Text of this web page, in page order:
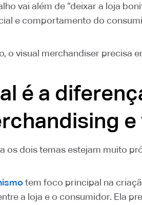
vai além de “deixar a loja
e comportamento do
o visual merchandiser precisa
é a
os dois temas estejam muito
tem foco principal na
a loja e o consumidor. Ela